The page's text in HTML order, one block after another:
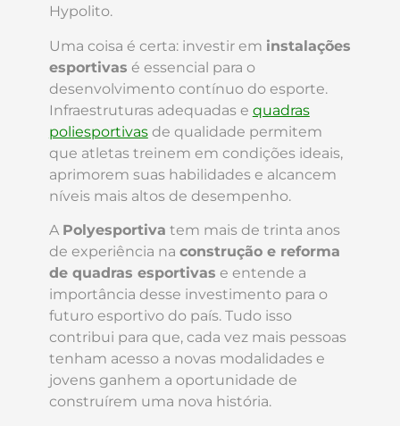
Hypolito.
Uma coisa é certa: investir em instalações
esportivas é essencial para o
desenvolvimento contínuo do esporte.
Infraestruturas adequadas e quadras
poliesportivasde qualidade permitem
que atletas treinem em condições ideais,
aprimorem suas habilidades e alcancem
níveis mais altos de desempenho.
A Polyesportiva tem mais de trinta anos
de experiência na construção e reforma
de quadras esportivas e entende a
importância desse investimento para o
futuro esportivo do país. Tudo isso
contribui para que, cada vez mais pessoas
tenham acesso a novas modalidades e
jovens ganhem a oportunidade de
construírem uma nova história.